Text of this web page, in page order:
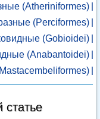
(Atheriniformes)
(Perciformes)
(Gobioidei)
(Anabantoidei)
статье